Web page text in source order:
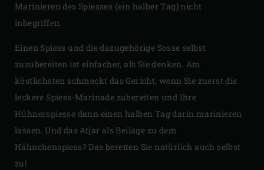
Marinieren des Spiesses (ein halber Tag) nicht
inbegriffen.
Einen Spiess und die dazugehörige Sosse selbst
zuzubereiten ist einfacher, als Sie denken. Am
köstlichsten schmeckt das Gericht, wenn Sie zuerst die
leckere Spiess-Marinade zubereiten und Ihre
Hühnerspiesse dann einen halben Tag darin marinieren
lassen. Und das Atjar als Beilage zu dem
Hähnchenspiess? Das bereiten Sie natürlich auch selbst
zu!